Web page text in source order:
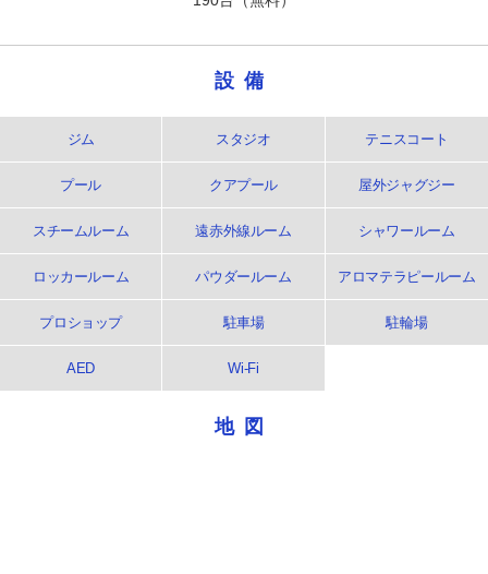
設備
ジム スタジオ テニスコート
プール クアプール 屋外ジャグジー
スチームルーム 遠赤外線ルーム シャワールーム
ロッカールーム パウダールーム アロマテラピールーム
プロショップ 駐車場 駐輪場
AED Wi-Fi
地図